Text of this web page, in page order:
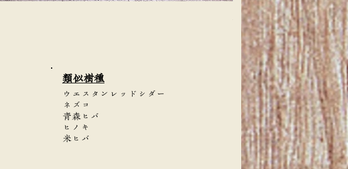
天然檜 一枚板 カウンター
価格
￥4,000
類似樹種
ウエスタンレッドシダー
ネズコ
青森ヒバ
ヒノキ
米ヒバ